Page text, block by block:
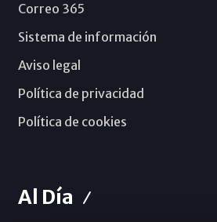
Correo 365
Sistema de información
Aviso legal
Política de privacidad
Política de cookies
Al Día